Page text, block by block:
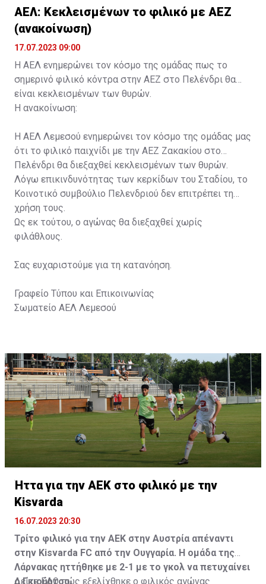
ΑΕΛ: Κεκλεισμένων το φιλικό με ΑΕΖ
(ανακοίνωση)
17.07.2023 09:00
Η ΑΕΛ ενημερώνει τον κόσμο της ομάδας πως το
σημερινό φιλικό κόντρα στην ΑΕΖ στο Πελένδρι θα
είναι κεκλεισμένων των θυρών.
Η ανακοίνωση:
Η ΑΕΛ Λεμεσού ενημερώνει τον κόσμο της ομάδας μας
ότι το φιλικό παιχνίδι με την ΑΕΖ Ζακακίου στο
Πελένδρι θα διεξαχθεί κεκλεισμένων των θυρών.
Λόγω επικινδυνότητας των κερκίδων του Σταδίου, το
Κοινοτικό συμβούλιο Πελενδριού δεν επιτρέπει τη
χρήση τους.
Ως εκ τούτου, ο αγώνας θα διεξαχθεί χωρίς
φιλάθλους.
Σας ευχαριστούμε για τη κατανόηση.
Γραφείο Τύπου και Επικοινωνίας
Σωματείο ΑΕΛ Λεμεσού
Ήττα για την ΑΕΚ στο φιλικό με την
Kisvarda
16.07.2023 20:30
Τρίτο φιλικό για την ΑΕΚ στην Αυστρία απέναντι
στην Kisvarda FC από την Ουγγαρία. Η ομάδα της
Λάρνακας ηττήθηκε με 2-1 με το γκολ να πετυχαίνει
ο Γκιούρτσο.
ΔείτεΕΔΩπώς εξελίχθηκε ο φιλικός αγώνας